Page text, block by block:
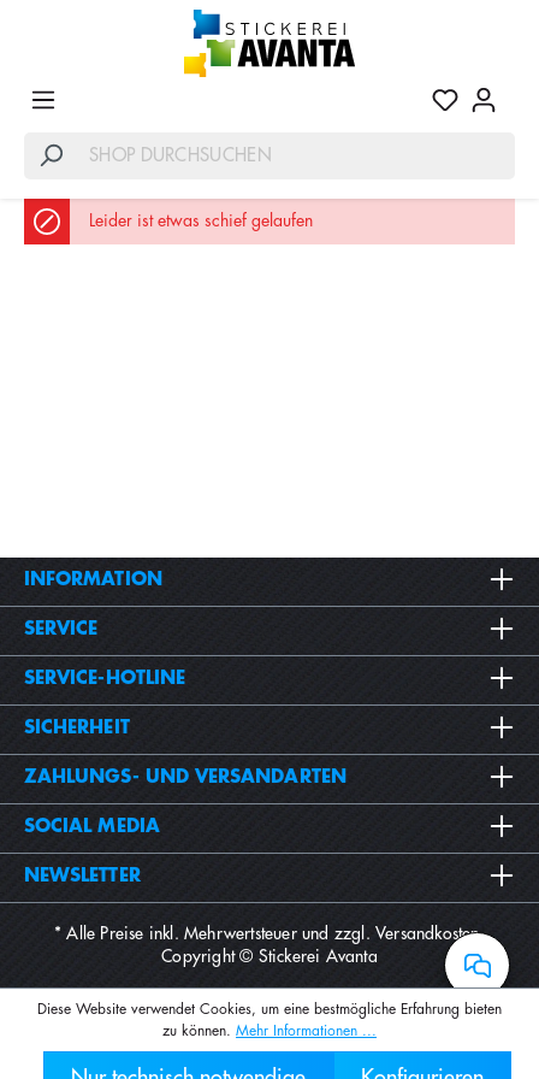
Leider ist etwas schief gelaufen
INFORMATION
SERVICE
SERVICE-HOTLINE
SICHERHEIT
ZAHLUNGS- UND VERSANDARTEN
SOCIAL MEDIA
NEWSLETTER
* Alle Preise inkl. Mehrwertsteuer und zzgl.Versandkosten.
Copyright © Stickerei Avanta
Diese Website verwendet Cookies, um eine bestmögliche Erfahrung bieten
zu können. Mehr Informationen ...